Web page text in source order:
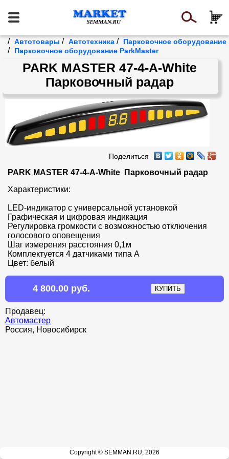
/ Автотовары / Автотехника / Парковочное оборудование
/ Парковочное оборудование ParkMaster
PARK MASTER 47-4-A-White
Парковочный радар
Поделиться
PARK MASTER 47-4-A-White  Парковочный радар
Характеристики:
LED-индикатор с универсальной установкой
Графическая и цифровая индикация
Регулировка громкости с возможностью отключения
голосового оповещения
Шаг измерения расстояния 0,1м
Комплектуется 4 датчиками типа A
Цвет: белый
4 800.00 руб.
Продавец:
Автомастер
Россия, Новосибирск
Copyright © SEMMAN.RU, 2026